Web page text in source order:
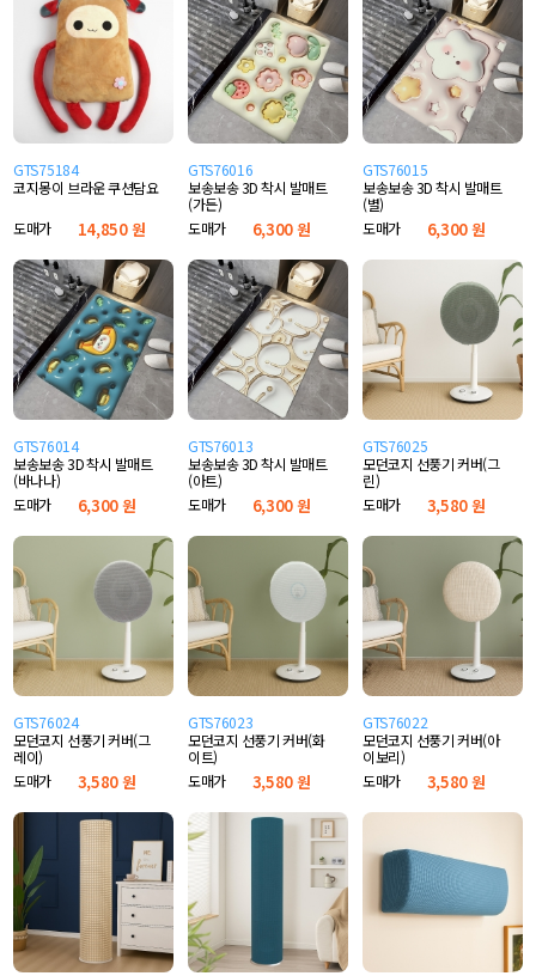
GTS75184
코지몽이 브라운 쿠션담요
도매가
14,850 원
GTS76016
보송보송 3D 착시 발매트
(가든)
도매가
6,300 원
GTS76015
보송보송 3D 착시 발매트
(별)
도매가
6,300 원
GTS76014
보송보송 3D 착시 발매트
(바나나)
도매가
6,300 원
GTS76013
보송보송 3D 착시 발매트
(아트)
도매가
6,300 원
GTS76025
모던코지 선풍기 커버(그
린)
도매가
3,580 원
GTS76024
모던코지 선풍기 커버(그
레이)
도매가
3,580 원
GTS76023
모던코지 선풍기 커버(화
이트)
도매가
3,580 원
GTS76022
모던코지 선풍기 커버(아
이보리)
도매가
3,580 원